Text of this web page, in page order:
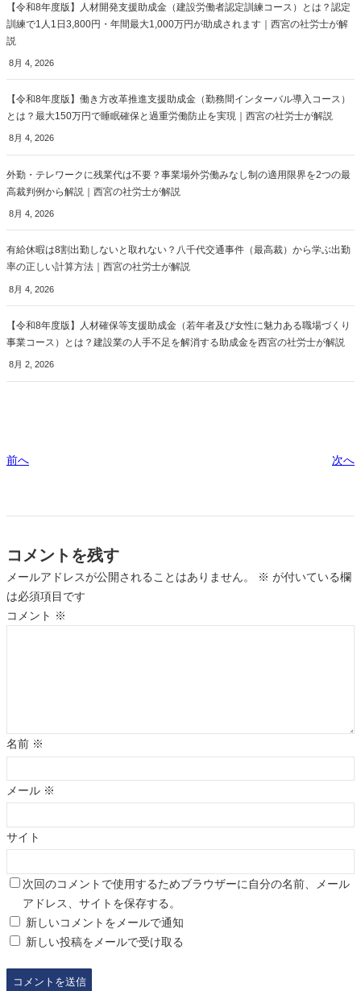
【令和8年度版】人材開発支援助成金（建設労働者認定訓練コース）とは？認定
訓練で1人1日3,800円・年間最大1,000万円が助成されます｜西宮の社労士が解
説
8月 4, 2026
【令和8年度版】働き方改革推進支援助成金（勤務間インターバル導入コース）
とは？最大150万円で睡眠確保と過重労働防止を実現｜西宮の社労士が解説
8月 4, 2026
外勤・テレワークに残業代は不要？事業場外労働みなし制の適用限界を2つの最
高裁判例から解説｜西宮の社労士が解説
8月 4, 2026
有給休暇は8割出勤しないと取れない？八千代交通事件（最高裁）から学ぶ出勤
率の正しい計算方法｜西宮の社労士が解説
8月 4, 2026
【令和8年度版】人材確保等支援助成金（若年者及び女性に魅力ある職場づくり
事業コース）とは？建設業の人手不足を解消する助成金を西宮の社労士が解説
8月 2, 2026
前へ 次へ
コメントを残す
メールアドレスが公開されることはありません。 ※ が付いている欄
は必須項目です
コメント ※
名前 ※
メール ※
サイト
次回のコメントで使用するためブラウザーに自分の名前、メール
アドレス、サイトを保存する。
新しいコメントをメールで通知
新しい投稿をメールで受け取る